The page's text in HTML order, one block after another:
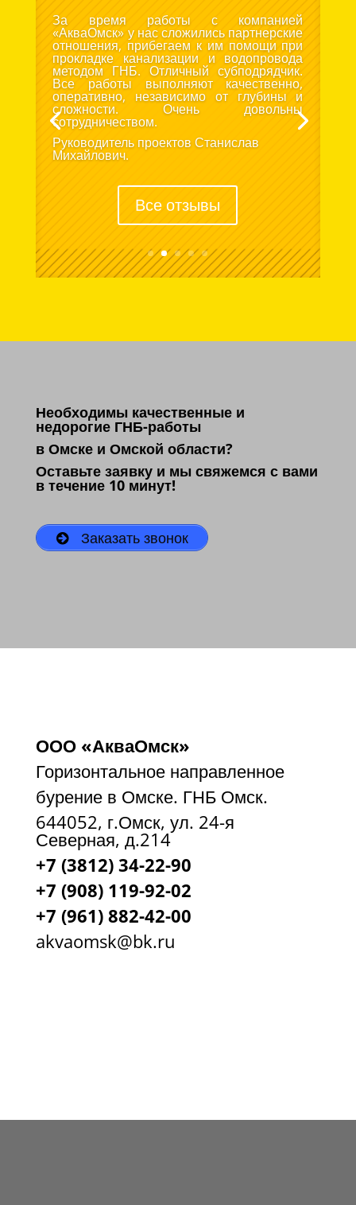
За время работы с компанией
«АкваОмск» у нас сложились партнерские
отношения, прибегаем к им помощи при
прокладке канализации и водопровода
методом ГНБ. Отличный субподрядчик.
Все работы выполняют качественно,
оперативно, независимо от глубины и
сложности. Очень довольны
сотрудничеством.
Руководитель проектов Станислав
Михайлович.
Все отзывы
Необходимы качественные и
недорогие ГНБ-работы
в Омске и Омской области?
Оставьте заявку и мы свяжемся с вами
в течение 10 минут!
Заказать звонок
ООО «АкваОмск»
Горизонтальное направленное
бурение в Омске. ГНБ Омск.
644052, г.Омск, ул. 24-я
Северная, д.214
+7 (3812) 34-22-90
+7 (908) 119-92-02
+7 (961) 882-42-00
akvaomsk@bk.ru